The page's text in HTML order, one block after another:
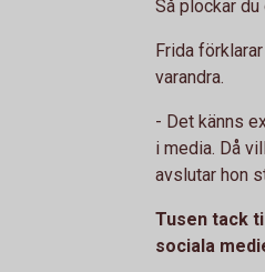
Så plockar
Frida
varandra.
- Det känns
i media. Då
avslutar hon
Tusen tack
sociala